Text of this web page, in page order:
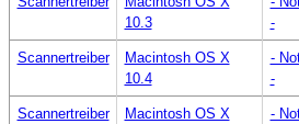
10.3
-
Scannertreiber
Macintosh OS X
10.4
-
-
Scannertreiber
Macintosh OS X
-